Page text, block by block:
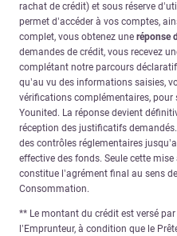
rachat de crédit) et sous réserve
permet d’accéder à vos comptes,
complet, vous obtenez une réponse
demandes de crédit, vous recevez
complétant notre parcours
qu’au vu des informations saisies,
vérifications complémentaires,
Younited. La réponse devient
réception des justificatifs
des contrôles réglementaires
effective des fonds. Seule cette
constitue l’agrément final au sens
Consommation.
** Le montant du crédit est versé
l’Emprunteur, à condition que le